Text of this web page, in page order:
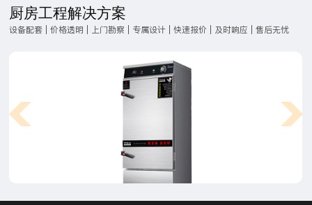
厨房工程解决方案
设备配套 | 价格透明 | 上门勘察 | 专属设计 | 快速报价 | 及时响应 | 售后无忧